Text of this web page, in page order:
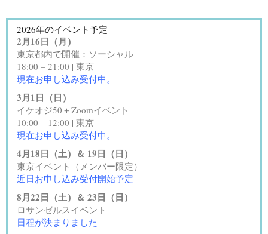
2026年のイベント予定
2月16日（月）
東京都内で開催：ソーシャル
18:00 – 21:00 | 東京
現在お申し込み受付中。
3月1日（日）
イケオジ50＋Zoomイベント
10:00 – 12:00 | 東京
現在お申し込み受付中。
4月18日（土）＆ 19日（日）
東京イベント（メンバー限定）
近日お申し込み受付開始予定
8月22日（土）＆ 23日（日）
ロサンゼルスイベント
日程が決まりました